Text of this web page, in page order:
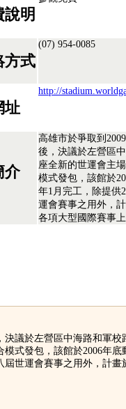
說明
方式
(07) 954-0085
址
http://
介
高雄市於爭取到
後，決議於左營區
座全新的世運會主
模式發包，該館於
年1月完工，除提供
運會賽事之用外，
各項大型國際賽事上
決議於左營區中海路和軍校
式發包，該館於2006年底
屆世運會賽事之用外，計畫